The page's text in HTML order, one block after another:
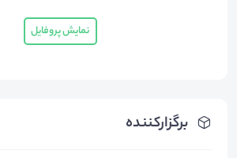
برگزارکننده
نمایش پروفایل